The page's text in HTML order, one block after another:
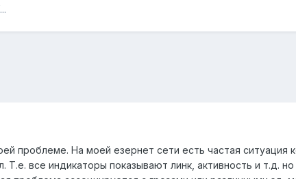
проблеме. На моей езернет сети есть частая ситуация
все индикаторы показывают линк, активность и т.д.